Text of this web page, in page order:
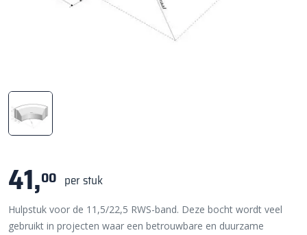
41,00 per stuk
Hulpstuk voor de 11,5/22,5 RWS-band. Deze bocht wordt veel
gebruikt in projecten waar een betrouwbare en duurzame